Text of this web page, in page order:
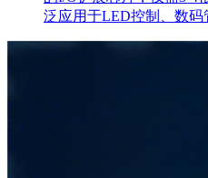
泛应用于LED控制、数码